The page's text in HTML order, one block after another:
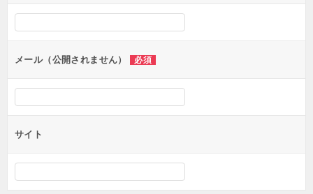
シ
ンメール（公開されません） 必須
サイト